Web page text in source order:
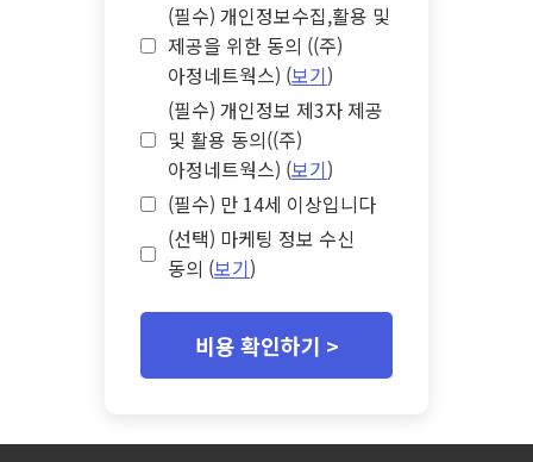
(필수) 개인정보수집,활용 및
제공을 위한 동의 ((주)
아정네트웍스) (보기)
(필수) 개인정보 제3자 제공
및 활용 동의((주)
아정네트웍스) (보기)
(필수) 만 14세 이상입니다
(선택) 마케팅 정보 수신
동의 (보기)
비용 확인하기 >